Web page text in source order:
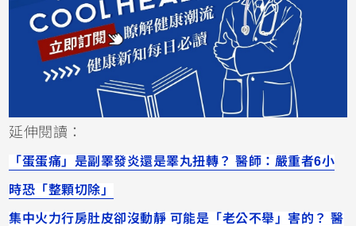
延伸閱讀：
「蛋蛋痛」是副睪發炎還是睪丸扭轉？ 醫師：嚴重者6小
時恐「整顆切除」
集中火力行房肚皮卻沒動靜 可能是「老公不舉」害的？ 醫